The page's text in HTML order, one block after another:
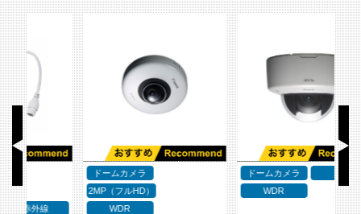
ドームカメラ
2MP（フルHD）
WDR
ドームカメラ
1MP
WDR
ド